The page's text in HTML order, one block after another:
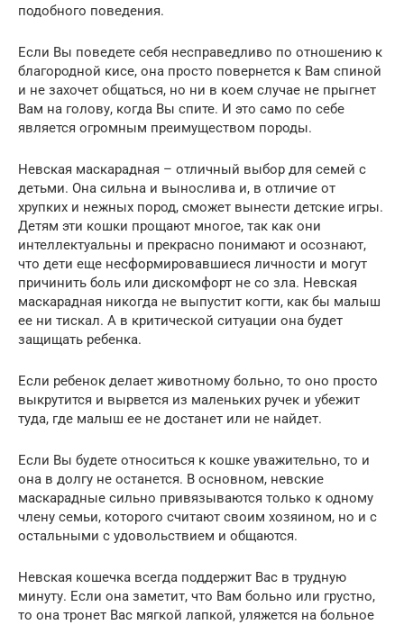
подобного поведения.
Если Вы поведете себя несправедливо по отношению к
благородной кисе, она просто повернется к Вам спиной
и не захочет общаться, но ни в коем случае не прыгнет
Вам на голову, когда Вы спите. И это само по себе
является огромным преимуществом породы.
Невская маскарадная – отличный выбор для семей с
детьми. Она сильна и вынослива и, в отличие от
хрупких и нежных пород, сможет вынести детские игры.
Детям эти кошки прощают многое, так как они
интеллектуальны и прекрасно понимают и осознают,
что дети еще несформировавшиеся личности и могут
причинить боль или дискомфорт не со зла. Невская
маскарадная никогда не выпустит когти, как бы малыш
ее ни тискал. А в критической ситуации она будет
защищать ребенка.
Если ребенок делает животному больно, то оно просто
выкрутится и вырвется из маленьких ручек и убежит
туда, где малыш ее не достанет или не найдет.
Если Вы будете относиться к кошке уважительно, то и
она в долгу не останется. В основном, невские
маскарадные сильно привязываются только к одному
члену семьи, которого считают своим хозяином, но и с
остальными с удовольствием и общаются.
Невская кошечка всегда поддержит Вас в трудную
минуту. Если она заметит, что Вам больно или грустно,
то она тронет Вас мягкой лапкой, уляжется на больное